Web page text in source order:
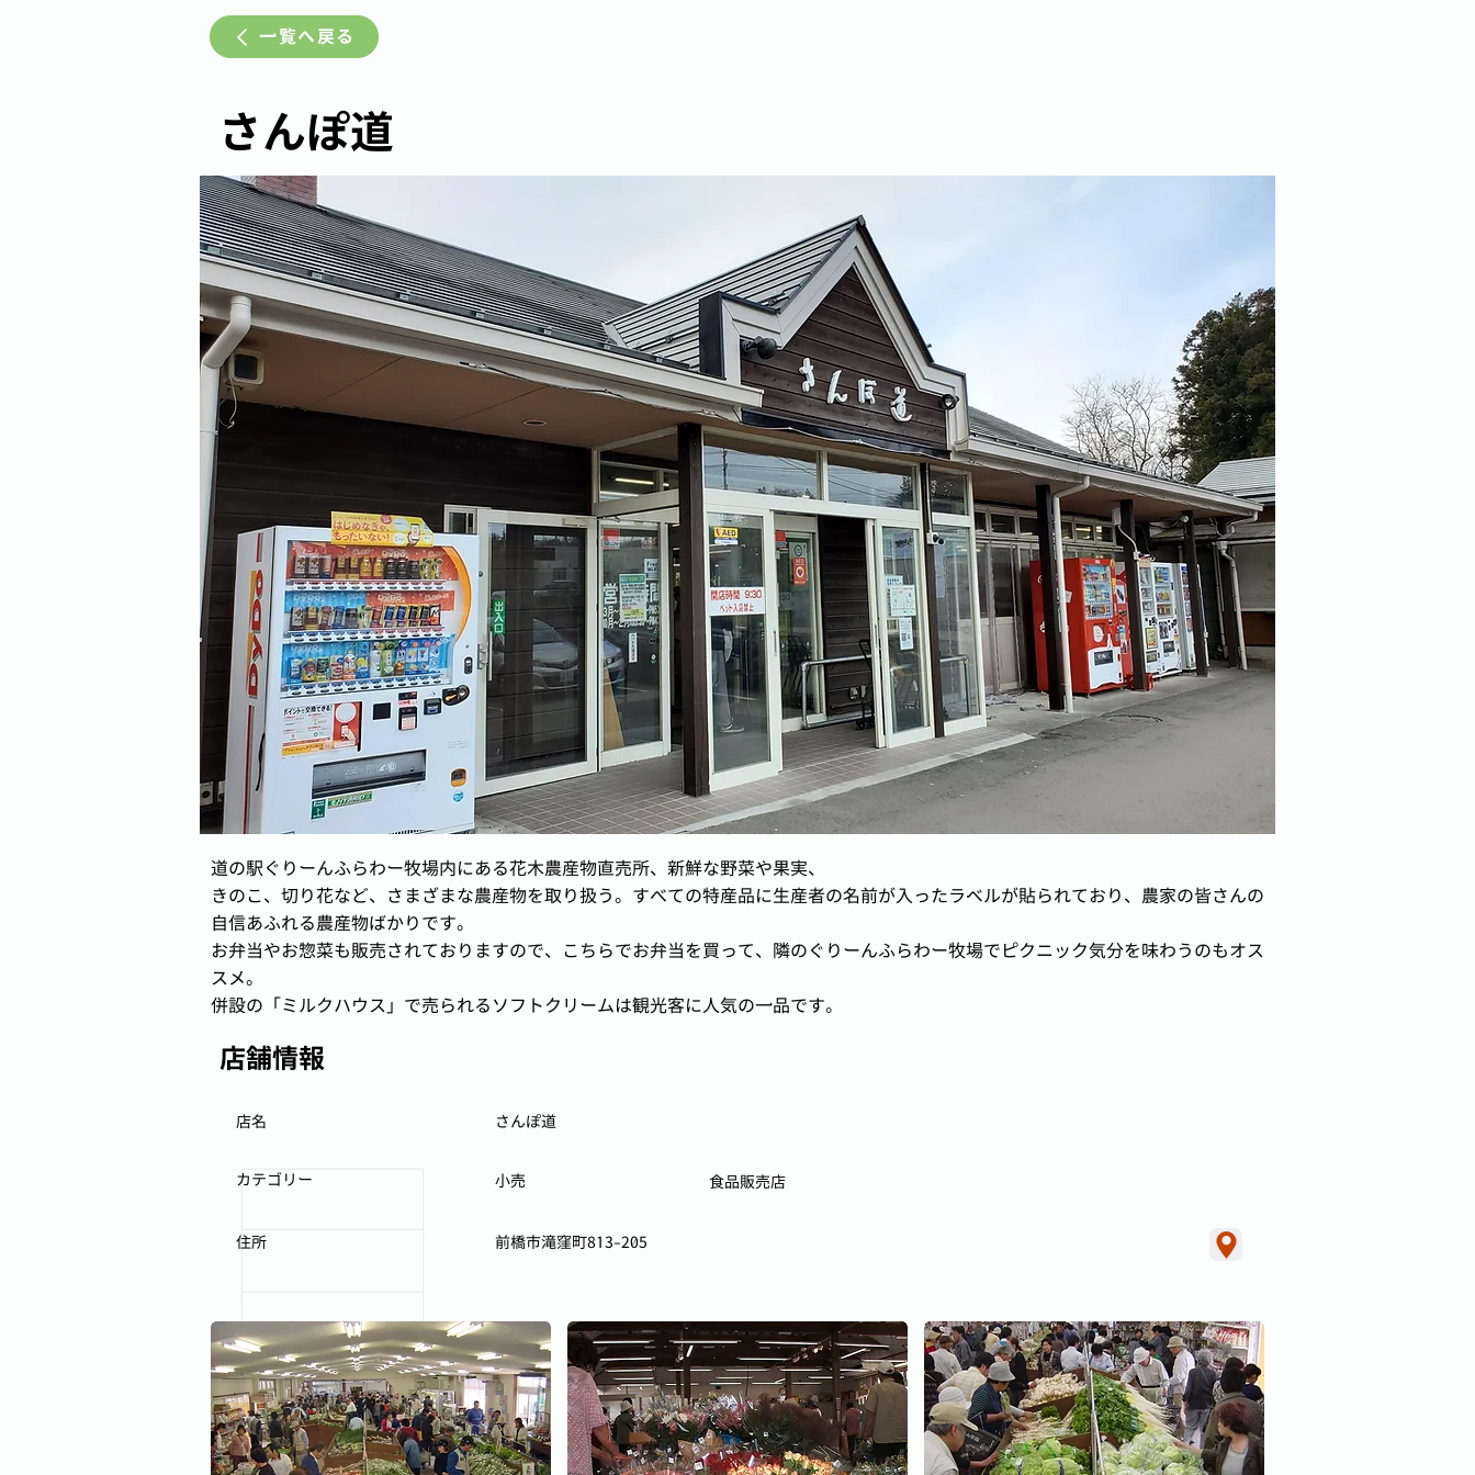
一覧へ戻る
さんぽ道
道の駅ぐりーんふらわー牧場内にある花木農産物直売所、新鮮な野菜や果実、
きのこ、切り花など、さまざまな農産物を取り扱う。すべての特産品に生産者の名前が入ったラベルが貼られており、農家の皆さんの
自信あふれる農産物ばかりです。
お弁当やお惣菜も販売されておりますので、こちらでお弁当を買って、隣のぐりーんふらわー牧場でピクニック気分を味わうのもオス
スメ。
併設の「ミルクハウス」で売られるソフトクリームは観光客に人気の一品です。
店舗情報
さんぽ道
店名
小売
カテゴリー 食品販売店
前橋市滝窪町813-205
住所